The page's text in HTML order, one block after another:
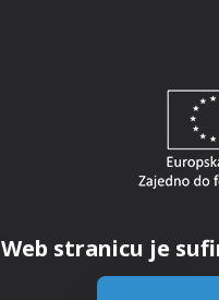
Web stranicu je